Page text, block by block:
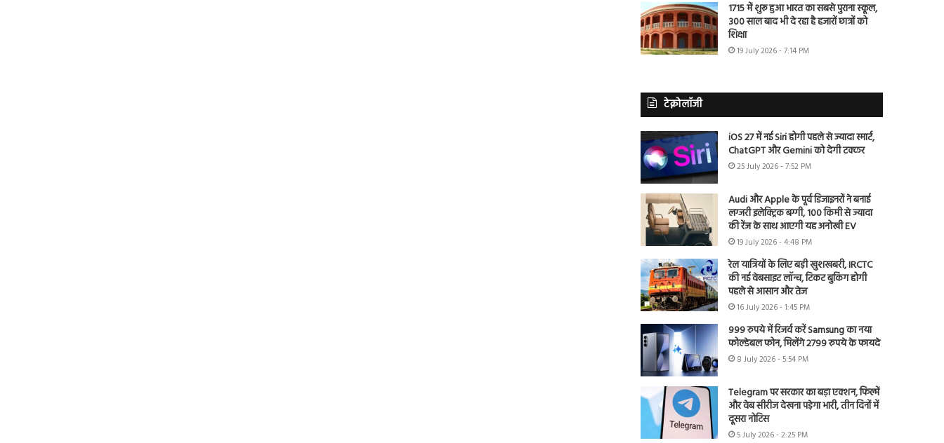
1715 में शुरू हुआ भारत का सबसे पुराना स्कूल,
300 साल बाद भी दे रहा है हजारों छात्रों को
शिक्षा
19 July 2026 - 7:14 PM
टेक्नोलॉजी
iOS 27 में नई Siri होगी पहले से ज्यादा स्मार्ट,
ChatGPT और Gemini को देगी टक्कर
25 July 2026 - 7:52 PM
Audi और Apple के पूर्व डिजाइनरों ने बनाई
लग्जरी इलेक्ट्रिक बग्गी, 100 किमी से ज्यादा
की रेंज के साथ आएगी यह अनोखी EV
19 July 2026 - 4:48 PM
रेल यात्रियों के लिए बड़ी खुशखबरी, IRCTC
की नई वेबसाइट लॉन्च, टिकट बुकिंग होगी
पहले से आसान और तेज
16 July 2026 - 1:45 PM
999 रुपये में रिजर्व करें Samsung का नया
फोल्डेबल फोन, मिलेंगे 2799 रुपये के फायदे
8 July 2026 - 5:54 PM
Telegram पर सरकार का बड़ा एक्शन, फिल्में
और वेब सीरीज देखना पड़ेगा भारी, तीन दिनों में
दूसरा नोटिस
5 July 2026 - 2:25 PM